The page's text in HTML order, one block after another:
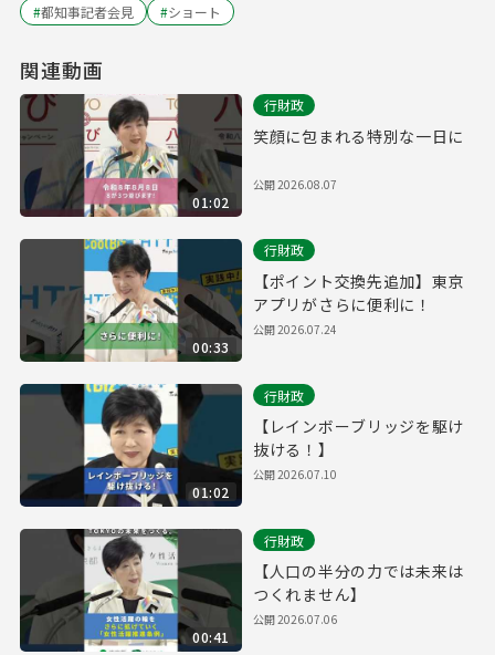
#都知事記者会見 #ショート
関連動画
01:02
行財政
笑顔に包まれる特別な一日に
公開2026.08.07
00:33
行財政
【ポイント交換先追加】東京
アプリがさらに便利に！
公開2026.07.24
01:02
行財政
【レインボーブリッジを駆け
抜ける！】
公開2026.07.10
00:41
行財政
【人口の半分の力では未来は
つくれません】
公開2026.07.06